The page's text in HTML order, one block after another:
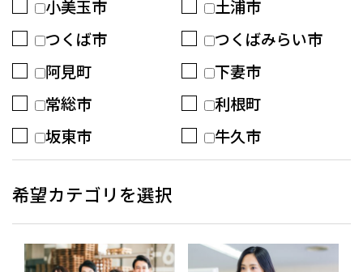
小美玉市
土浦市
つくば市
つくばみらい市
阿見町
下妻市
常総市
利根町
坂東市
牛久市
希望カテゴリを選択